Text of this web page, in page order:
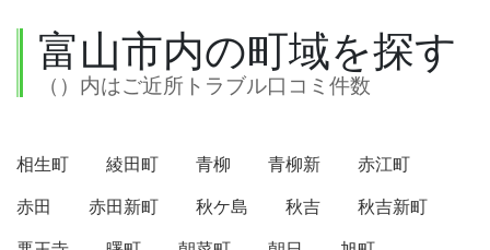
富山市内の町域を探す
（）内はご近所トラブル口コミ件数
相生町 綾田町 青柳 青柳新
赤江町
赤田
赤田新町 秋ケ島 秋吉
秋吉新町